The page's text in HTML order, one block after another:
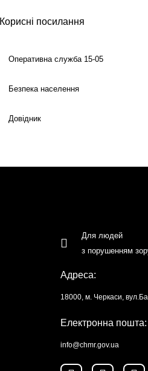
Корисні посилання
Оперативна служба 15-05
Безпека населення
Довідник
Для людей
з порушенням
Адреса:
18000, м. Черкаси,
Електронна пошта:
info@chmr.gov.ua